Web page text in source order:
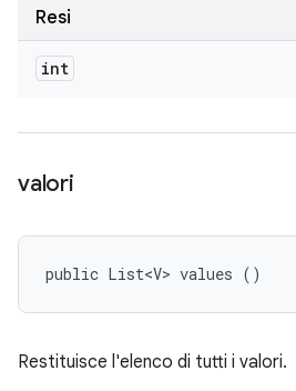
Resi
int
valori
public List<V> values ()
Restituisce l'elenco di tutti i valori.